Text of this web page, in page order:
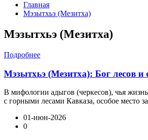
Главная
Мэзытхьэ (Мезитха)
Мэзытхьэ (Мезитха)
Подробнее
Мэзытхьэ (Мезитха): Бог лесов и
В мифологии адыгов (черкесов), чья жизнь
с горными лесами Кавказа, особое место
01-июн-2026
0